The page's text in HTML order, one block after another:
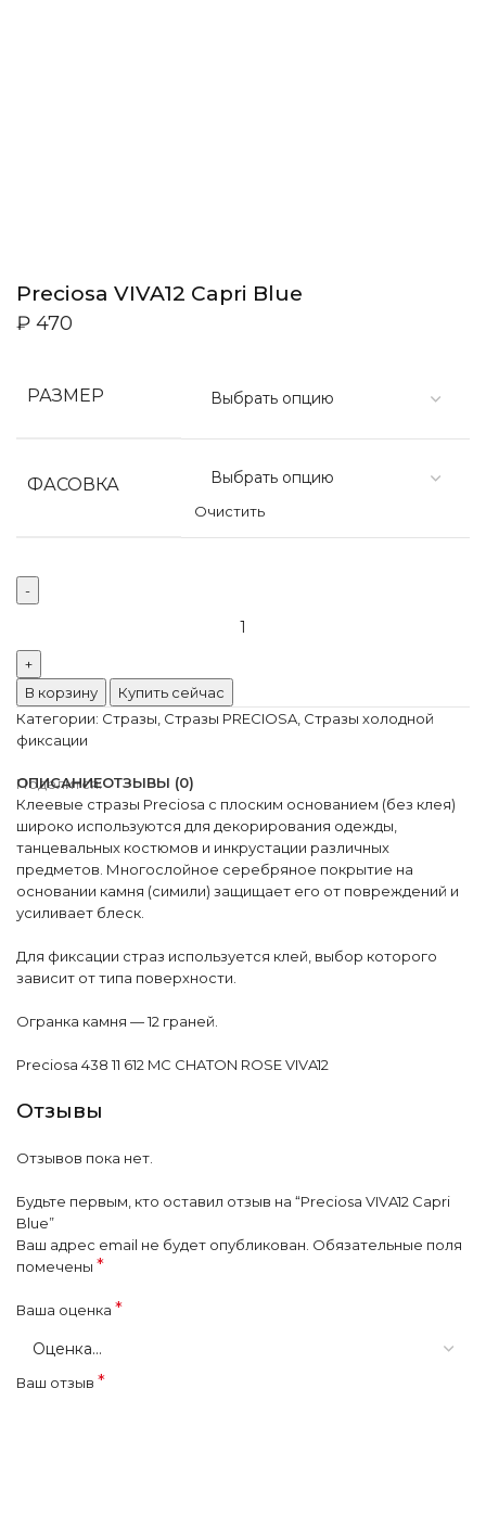
Preciosa VIVA12 Capri Blue
₽ 470
РАЗМЕР
ФАСОВКА
Очистить
Preciosa
VIVA12
Capri
Blue
В корзину
Купить сейчас
Категории: Стразы Стразы PRECIOSA Стразы холодной
фиксации
Поделится:
ОПИСАНИЕОТЗЫВЫ (0)
Клеевые стразы Preciosa с плоским основанием (без клея)
широко используются для декорирования одежды,
танцевальных костюмов и инкрустации различных
предметов. Многослойное серебряное покрытие на
основании камня (симили) защищает его от повреждений и
усиливает блеск.
Для фиксации страз используется клей, выбор которого
зависит от типа поверхности.
Огранка камня — 12 граней.
Preciosa 438 11 612 MC CHATON ROSE VIVA12
Отзывы
Отзывов пока нет.
Будьте первым, кто оставил отзыв на “Preciosa VIVA12 Capri
Blue”
Ваш адрес email не будет опубликован. Обязательные поля
помечены *
Ваша оценка *
Ваш отзыв *